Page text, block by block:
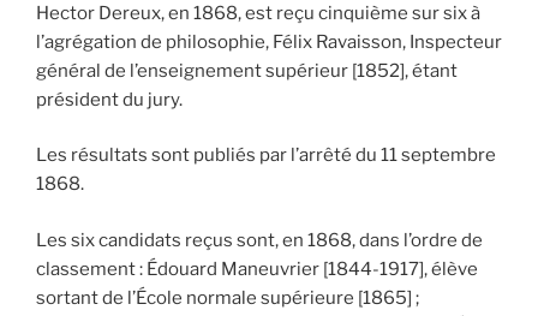
Hector Dereux, en 1868, est reçu cinquième sur six à
l’agrégation de philosophie, Félix Ravaisson, Inspecteur
général de l’enseignement supérieur [1852], étant
président du jury.
Les résultats sont publiés par l’arrêté du 11 septembre
1868.
Les six candidats reçus sont, en 1868, dans l’ordre de
classement : Édouard Maneuvrier [1844-1917], élève
sortant de l’École normale supérieure [1865] ;